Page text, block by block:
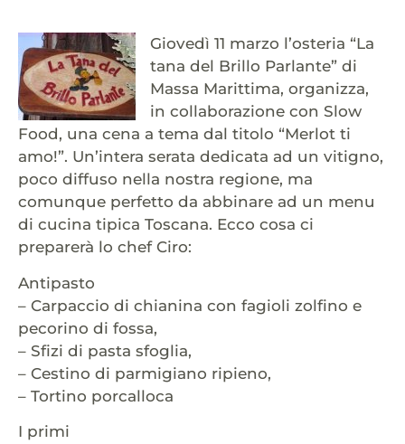
Giovedì 11 marzo l’osteria “La
tana del Brillo Parlante” di
Massa Marittima, organizza,
in collaborazione con Slow
Food, una cena a tema dal titolo “Merlot ti
amo!”. Un’intera serata dedicata ad un vitigno,
poco diffuso nella nostra regione, ma
comunque perfetto da abbinare ad un menu
di cucina tipica Toscana. Ecco cosa ci
preparerà lo chef Ciro:
Antipasto
– Carpaccio di chianina con fagioli zolfino e
pecorino di fossa,
– Sfizi di pasta sfoglia,
– Cestino di parmigiano ripieno,
– Tortino porcalloca
I primi